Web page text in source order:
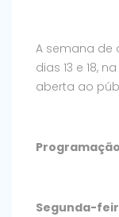
A semana de
dias 13 e 18,
aberta ao
Programação
Segunda-